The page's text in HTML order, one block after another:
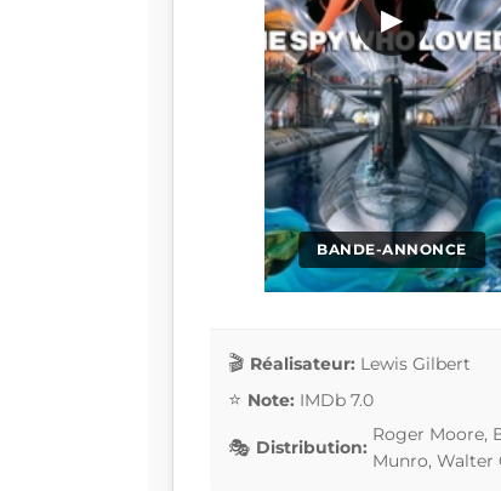
BANDE-ANNONCE
▶
Réalisateur: Lewis Gilbert
Note: IMDb 7.0
Distribution:
Roger Moore,
Munro, Walter